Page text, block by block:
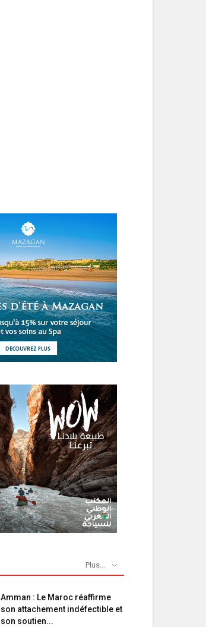
Plus...
Amman : Le Maroc réaffirme
son attachement indéfectible et
son soutien...